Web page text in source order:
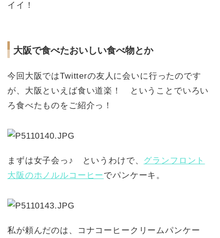
イイ！
大阪で食べたおいしい食べ物とか
今回大阪ではTwitterの友人に会いに行ったのです
が、大阪といえば食い道楽！ ということでいろい
ろ食べたものをご紹介っ！
まずは女子会っ♪ というわけで、 グランフロント
大阪のホノルルコーヒーでパンケーキ。
私が頼んだのは、コナコーヒークリームパンケー